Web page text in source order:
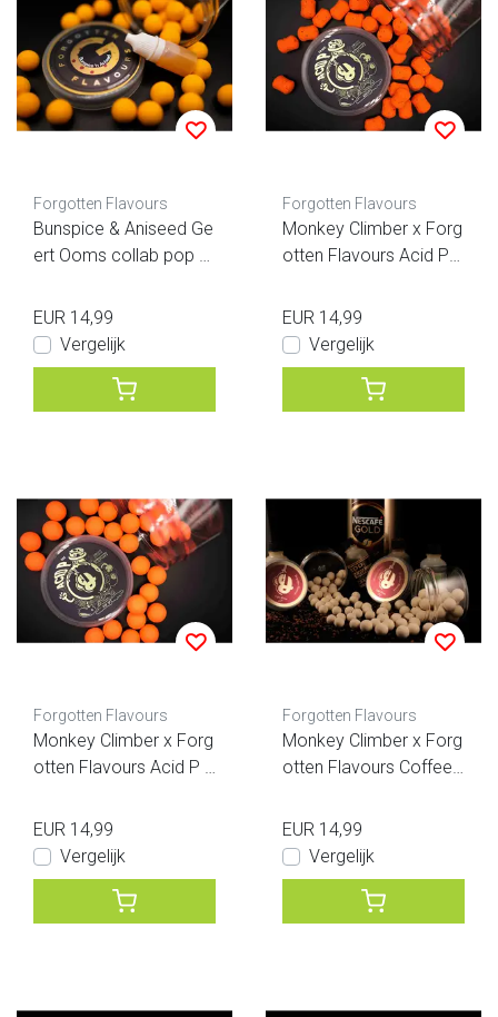
Forgotten Flavours
Bunspice & Aniseed Ge
ert Ooms collab pop u
EUR 14,99
Vergelijk
Forgotten Flavours
Monkey Climber x Forg
otten Flavours Acid P
EUR 14,99
Vergelijk
Forgotten Flavours
Monkey Climber x Forg
otten Flavours Acid P p
EUR 14,99
Vergelijk
Forgotten Flavours
Monkey Climber x Forg
otten Flavours Coffee
EUR 14,99
Vergelijk